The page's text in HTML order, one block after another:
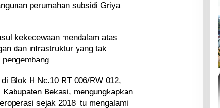
perumahan subsidi Griya
kekecewaan mendalam atas
dan infrastruktur yang tak
Blok H No.10 RT 006/RW 012,
Bekasi, mengungkapkan
sejak 2018 itu mengalami